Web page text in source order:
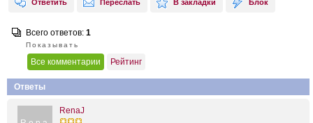
Ответить Переслать В закладки Блок
Всего ответов: 1
Показывать
Все комментарии Рейтинг
Ответы
RenaJ